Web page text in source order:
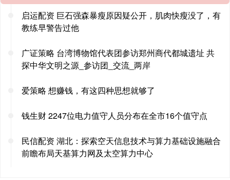
启运配资 巨石强森暴瘦原因疑公开，肌肉快瘦没了，有
教练早警告过他
广证策略 台湾博物馆代表团参访郑州商代都城遗址 共
探中华文明之源_参访团_交流_两岸
爱策略 想赚钱，有这四种思想就够了
钱生财 2247位电力值守人员分布在全市16个值守点
民信配资 湖北：探索空天信息技术与算力基础设施融合
前瞻布局天基算力网及太空算力中心